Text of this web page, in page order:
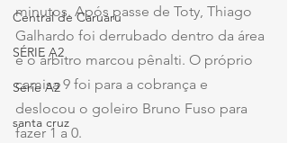
Central de Caruaru
SÉRIE A2
Série A2
santa cruz
minutos. Após passe de Toty, Thiago
Galhardo foi derrubado dentro da área
e o árbitro marcou pênalti. O próprio
camisa 9 foi para a cobrança e
deslocou o goleiro Bruno Fuso para
fazer 1 a 0.